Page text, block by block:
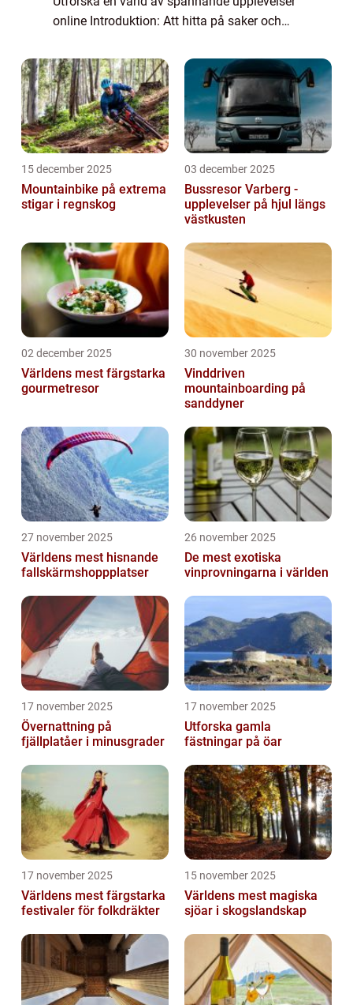
online Introduktion: Att hitta på saker och
för många människor. I denna artikel
kommer...
15 december 2025
Mountainbike på extrema
stigar i regnskog
03 december 2025
Bussresor Varberg -
upplevelser på hjul längs
västkusten
02 december 2025
Världens mest färgstarka
gourmetresor
30 november 2025
Vinddriven
mountainboarding på
sanddyner
27 november 2025
Världens mest hisnande
fallskärmshoppplatser
26 november 2025
De mest exotiska
vinprovningarna i världen
17 november 2025
Övernattning på
fjällplatåer i minusgrader
17 november 2025
Utforska gamla
fästningar på öar
17 november 2025
Världens mest färgstarka
festivaler för folkdräkter
15 november 2025
Världens mest magiska
sjöar i skogslandskap